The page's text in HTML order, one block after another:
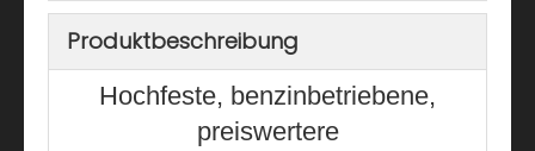
Produktbeschreibung
Hochfeste, benzinbetriebene,
preiswertere